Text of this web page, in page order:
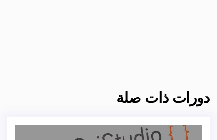
دورات ذات صلة